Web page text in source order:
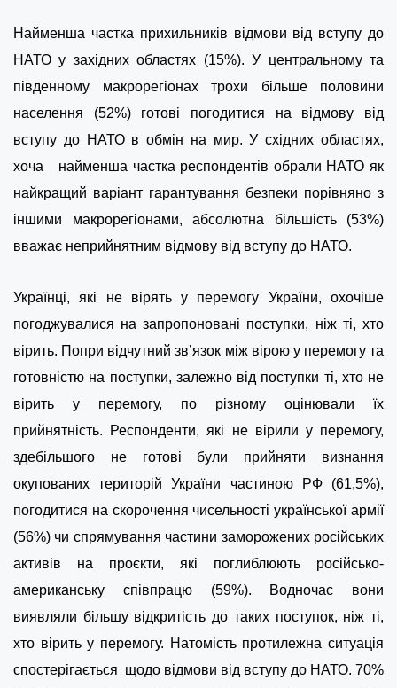
Найменша частка прихильників відмови від вступу до
НАТО у західних областях (15%). У центральному та
південному макрорегіонах трохи більше половини
населення (52%) готові погодитися на відмову від
вступу до НАТО в обмін на мир. У східних областях,
хоча найменша частка респондентів обрали НАТО як
найкращий варіант гарантування безпеки порівняно з
іншими макрорегіонами, абсолютна більшість (53%)
вважає неприйнятним відмову від вступу до НАТО.
Українці, які не вірять у перемогу України, охочіше
погоджувалися на запропоновані поступки, ніж ті, хто
вірить. Попри відчутний зв’язок між вірою у перемогу та
готовністю на поступки, залежно від поступки ті, хто не
вірить у перемогу, по різному оцінювали їх
прийнятність. Респонденти, які не вірили у перемогу,
здебільшого не готові були прийняти визнання
окупованих територій України частиною РФ (61,5%),
погодитися на скорочення чисельності української армії
(56%) чи спрямування частини заморожених російських
активів на проєкти, які поглиблюють російсько-
американську співпрацю (59%). Водночас вони
виявляли більшу відкритість до таких поступок, ніж ті,
хто вірить у перемогу. Натомість протилежна ситуація
спостерігається щодо відмови від вступу до НАТО. 70%